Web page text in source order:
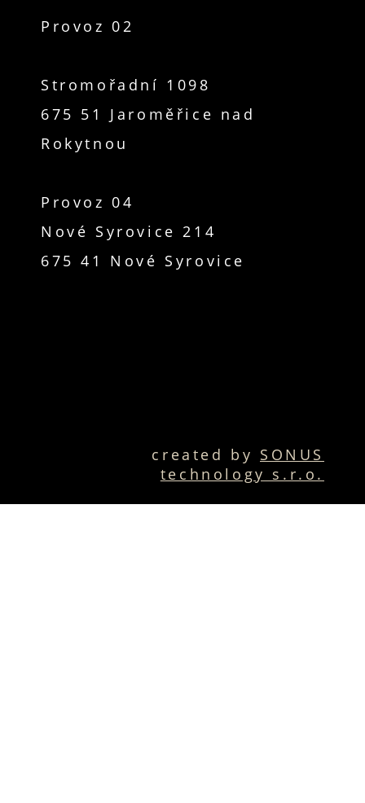
Provoz 02
Stromořadní 1098
675 51 Jaroměřice nad
Rokytnou
Provoz 04
Nové Syrovice 214
675 41 Nové Syrovice
created by SONUS
technology s.r.o.